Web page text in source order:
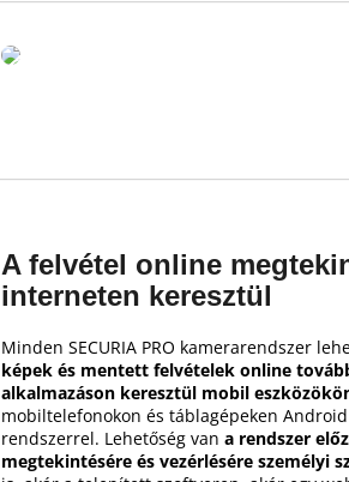
A felvétel online
interneten keresztül
Minden SECURIA PRO kamerarendszer
képek és mentett felvételek online
alkalmazáson keresztül mobil
mobiltelefonokon és táblagépeken Android
rendszerrel. Lehetőség van a rendszer
megtekintésére és vezérlésére személyi